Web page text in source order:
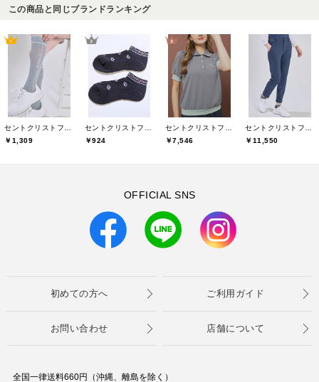
この商品と同じブランドランキング
￥1,309
￥924
￥7,546
￥11,550
OFFICIAL SNS
初めての方へ ご利用ガイド
お問い合わせ 店舗について
全国一律送料660円（沖縄、離島を除く）